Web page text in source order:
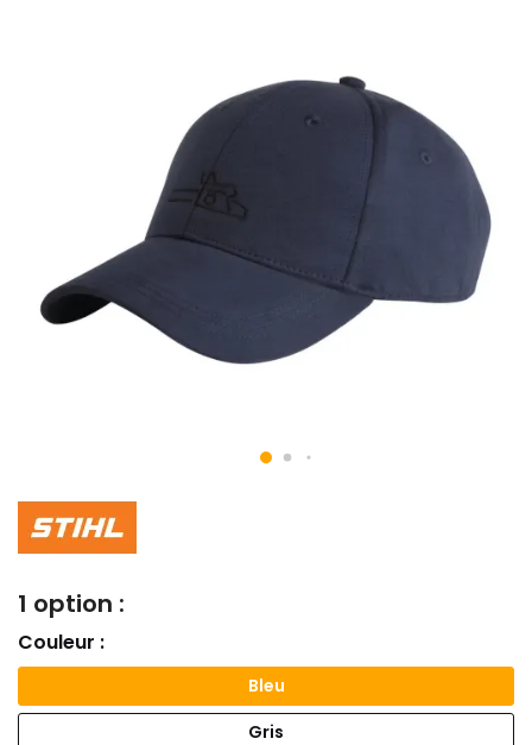
1 option :
Couleur :
Bleu
Gris